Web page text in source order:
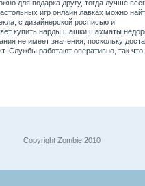
для подарка другу, тогда лучше
игр онлайн лавках можно
с дизайнерской росписью и
купить нарды шашки шахматы
не имеет значения, поскольку
Службы работают оперативно, так
Copyright Zombie 2010